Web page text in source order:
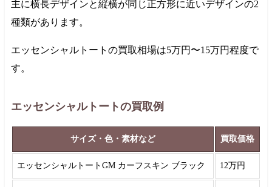
主に横長デザインと縦横が同じ正方形に近いデザインの2
種類があります。
エッセンシャルトートの買取相場は5万円 〜15万円程度で
す。
エッセンシャルトートの買取例
サイズ・色・素材など 買取価格
エッセンシャルトートGM カーフスキン ブラック 12万円